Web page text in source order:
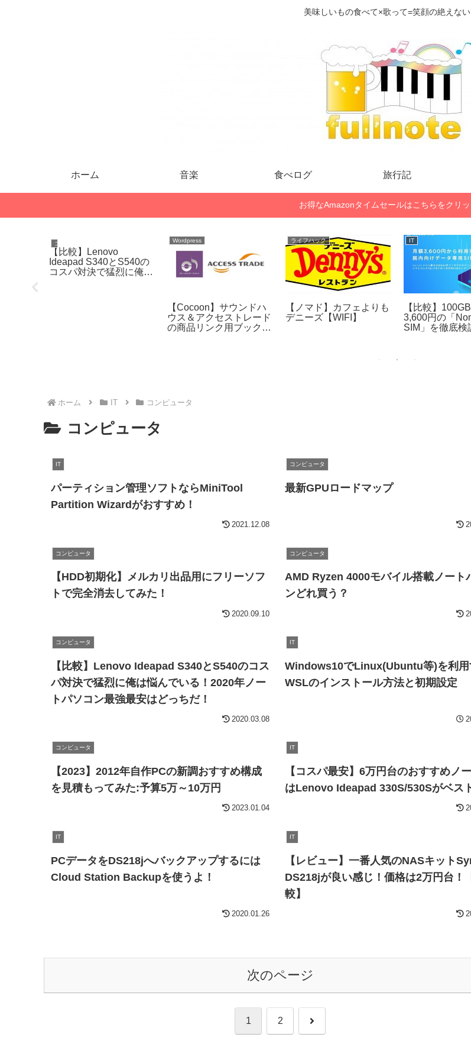
美味しいもの食べて×歌って=笑顔の絶えな
ホーム 音楽 食べログ 旅行記
お得なAmazonタイムセールはこちらをクリッ
コンピュータ
【比較】Lenovo
Ideapad S340とS540の
コスパ対決で猛烈に俺は
Wordpress
【Cocoon】サウンドハ
ウス＆アクセストレード
の商品リンク用ブックマ
ライフハック
【ノマド】カフェよりも
デニーズ【WIFI】
IT
【比較】
3,600円の「
SIM」を徹底検
ホーム IT コンピュータ
コンピュータ
IT
パーティション管理ソフトならMiniTool
Partition Wizardがおすすめ！
2021.12.08
コンピュータ
最新GPUロードマップ
コンピュータ
【HDD初期化】メルカリ出品用にフリーソフ
トで完全消去してみた！
2020.09.10
コンピュータ
AMD Ryzen 4000モバイル搭載ノート
ンどれ買う？
コンピュータ
【比較】Lenovo Ideapad S340とS540のコス
パ対決で猛烈に俺は悩んでいる！2020年ノー
トパソコン最強最安はどっちだ！
2020.03.08
IT
Windows10でLinux(Ubuntu等)を利用
WSLのインストール方法と初期設定
コンピュータ
【2023】2012年自作PCの新調おすすめ構成
を見積もってみた:予算5万～10万円
2023.01.04
IT
【コスパ最安】6万円台のおすすめノ
はLenovo Ideapad 330S/530Sがベス
IT
PCデータをDS218jへバックアップするには
Cloud Station Backupを使うよ！
2020.01.26
IT
【レビュー】一番人気のNASキット
DS218jが良い感じ！価格は2万円台！
較】
次のページ
1 2 次